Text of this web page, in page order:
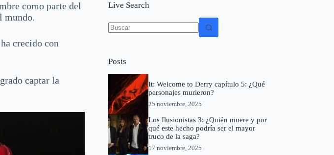
como parte del
mundo.
crecido con
captar la
Live Search
Posts
It: Welcome to Derry capítulo 5: ¿Qué
personajes murieron?
25 noviembre, 2025
Los Ilusionistas 3: ¿Quién muere y por
qué este hecho podría ser el mayor
truco de la saga?
17 noviembre, 2025